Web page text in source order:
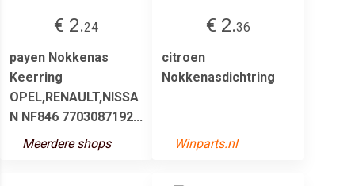
€ 2.24
payen Nokkenas
Keerring
OPEL,RENAULT,NISSA
N NF846 7703087192...
Meerdere shops
€ 2.36
citroen
Nokkenasdichtring
Winparts.nl